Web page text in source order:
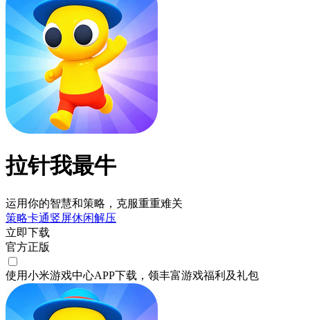
拉针我最牛
运用你的智慧和策略，克服重重难关
策略卡通竖屏休闲解压
立即下载
官方正版
使用小米游戏中心APP下载 ，领丰富游戏福利 及礼包